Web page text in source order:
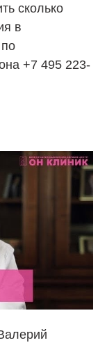
сколько
в
+7 495 223-